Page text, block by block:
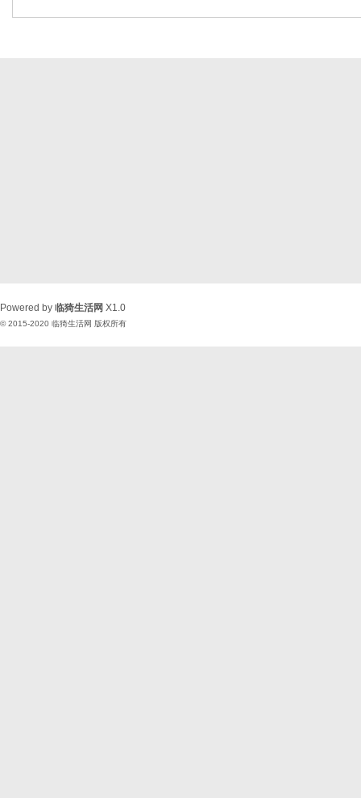
Powered by 临猗生活网 X1.0
© 2015-2020 临猗生活网 版权所有